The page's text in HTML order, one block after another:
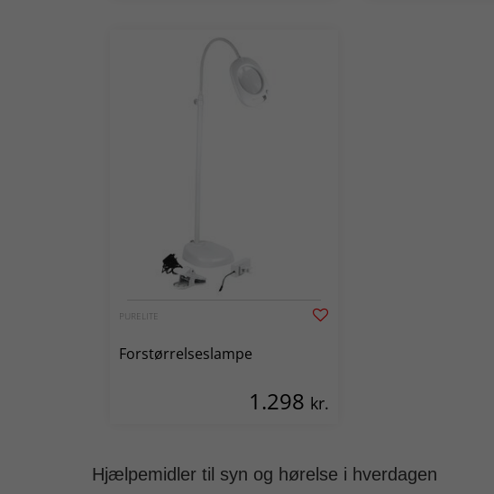
PURELITE
Forstørrelseslampe
1.298 kr.
Hjælpemidler til syn og hørelse i hverdagen